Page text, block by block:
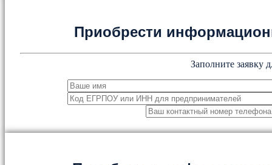
Приобрести
Заполните заявку